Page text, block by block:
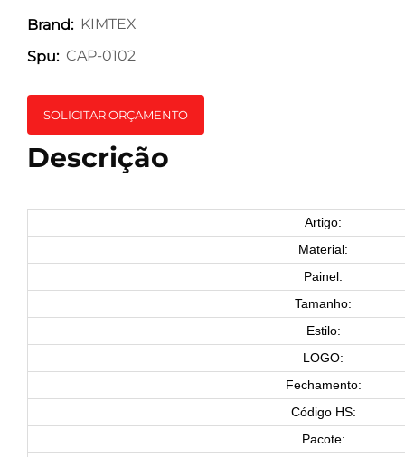
Brand: KIMTEX
Spu: CAP-0102
SOLICITAR ORÇAMENTO
Descrição
Artigo:
Material:
Painel:
Tamanho:
Estilo:
LOGO:
Fechamento:
Código HS:
Pacote: